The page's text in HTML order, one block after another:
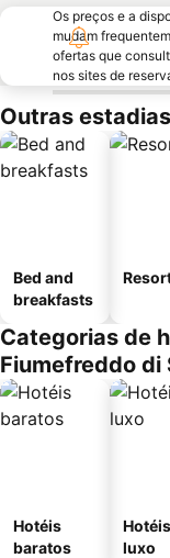
Os preços e a
mudam
ofertas que
nos sites de
Outras
Bed and
breakfasts
Categorias de
Fiumefreddo di
Hotéis
baratos
luxo